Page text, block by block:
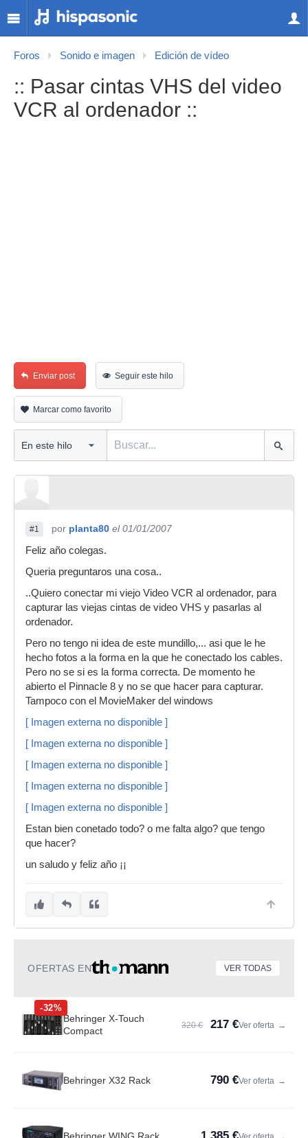
Foros Sonido e imagen Edición de vídeo
:: Pasar cintas VHS del video
VCR al ordenador ::
Enviar post Seguir este hilo
Marcar como favorito
#1 por planta80 el 01/01/2007
Feliz año colegas.
Queria preguntaros una cosa..
..Quiero conectar mi viejo Video VCR al ordenador, para
capturar las viejas cintas de video VHS y pasarlas al
ordenador.
Pero no tengo ni idea de este mundillo,... asi que le he
hecho fotos a la forma en la que he conectado los cables.
Pero no se si es la forma correcta. De momento he
abierto el Pinnacle 8 y no se que hacer para capturar.
Tampoco con el MovieMaker del windows
[ Imagen externa no disponible ]
[ Imagen externa no disponible ]
[ Imagen externa no disponible ]
[ Imagen externa no disponible ]
[ Imagen externa no disponible ]
Estan bien conetado todo? o me falta algo? que tengo
que hacer?
un saludo y feliz año ¡¡
OFERTAS EN VER TODAS
-32%
Behringer X-Touch
Compact
320 € 217 €Ver oferta →
Behringer X32 Rack 790 €Ver oferta →